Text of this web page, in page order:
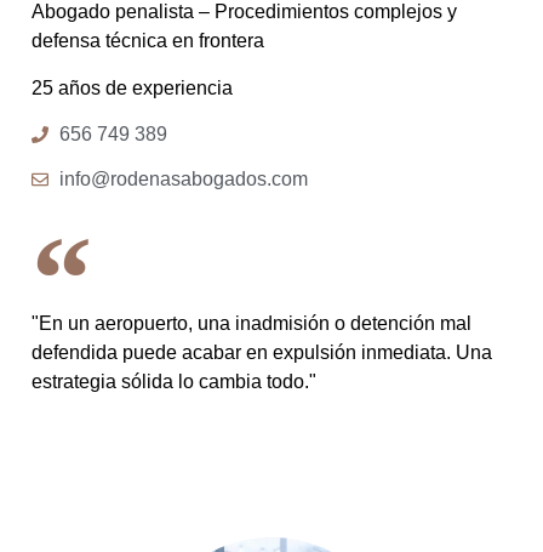
Abogado penalista – Procedimientos complejos y
defensa técnica en frontera
25 años de experiencia
656 749 389
info@rodenasabogados.com
"En un aeropuerto, una inadmisión o detención mal
defendida puede acabar en expulsión inmediata. Una
estrategia sólida lo cambia todo."